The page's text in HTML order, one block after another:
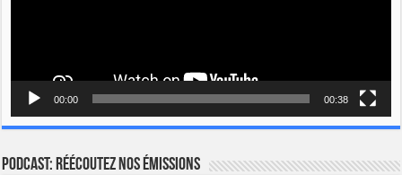
00:00 00:38
Podcast: Réécoutez nos émissions